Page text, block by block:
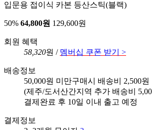
입문용 접이식 카본 등산스틱(블랙)
50% 64,800원 129,600원
회원 혜택
58,320원 / 멤버십 쿠폰 받기 >
배송정보
50,000원 미만구매시 배송비 2,500원
(제주/도서산간지역 추가 배송비
결제완료 후 10일 이내 출고 예정
결제정보